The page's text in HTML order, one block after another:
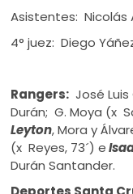
Asistentes: Nicolás
4° juez: Diego
Rangers: José
Durán; G. Moya (x
Leyton, Mora y
(x Reyes, 73´) e
Durán Santander.